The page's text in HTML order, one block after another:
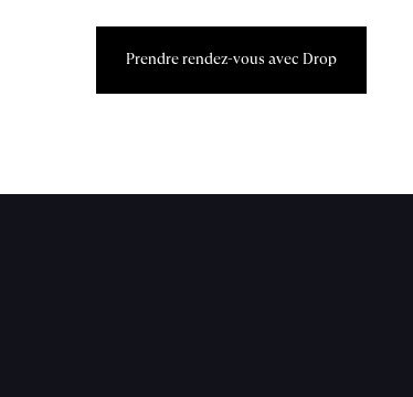
Prendre rendez-vous avec Drop